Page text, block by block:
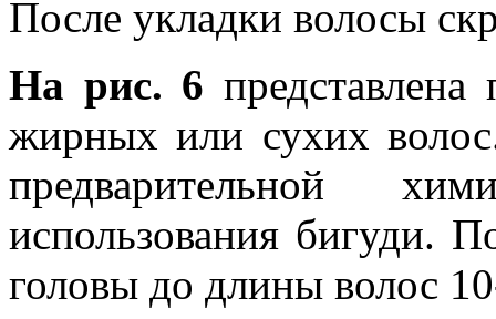
После укладки волосы
На рис. 6
жирных или сухих волос.
предварительной
использования бигуди.
головы до длины волос